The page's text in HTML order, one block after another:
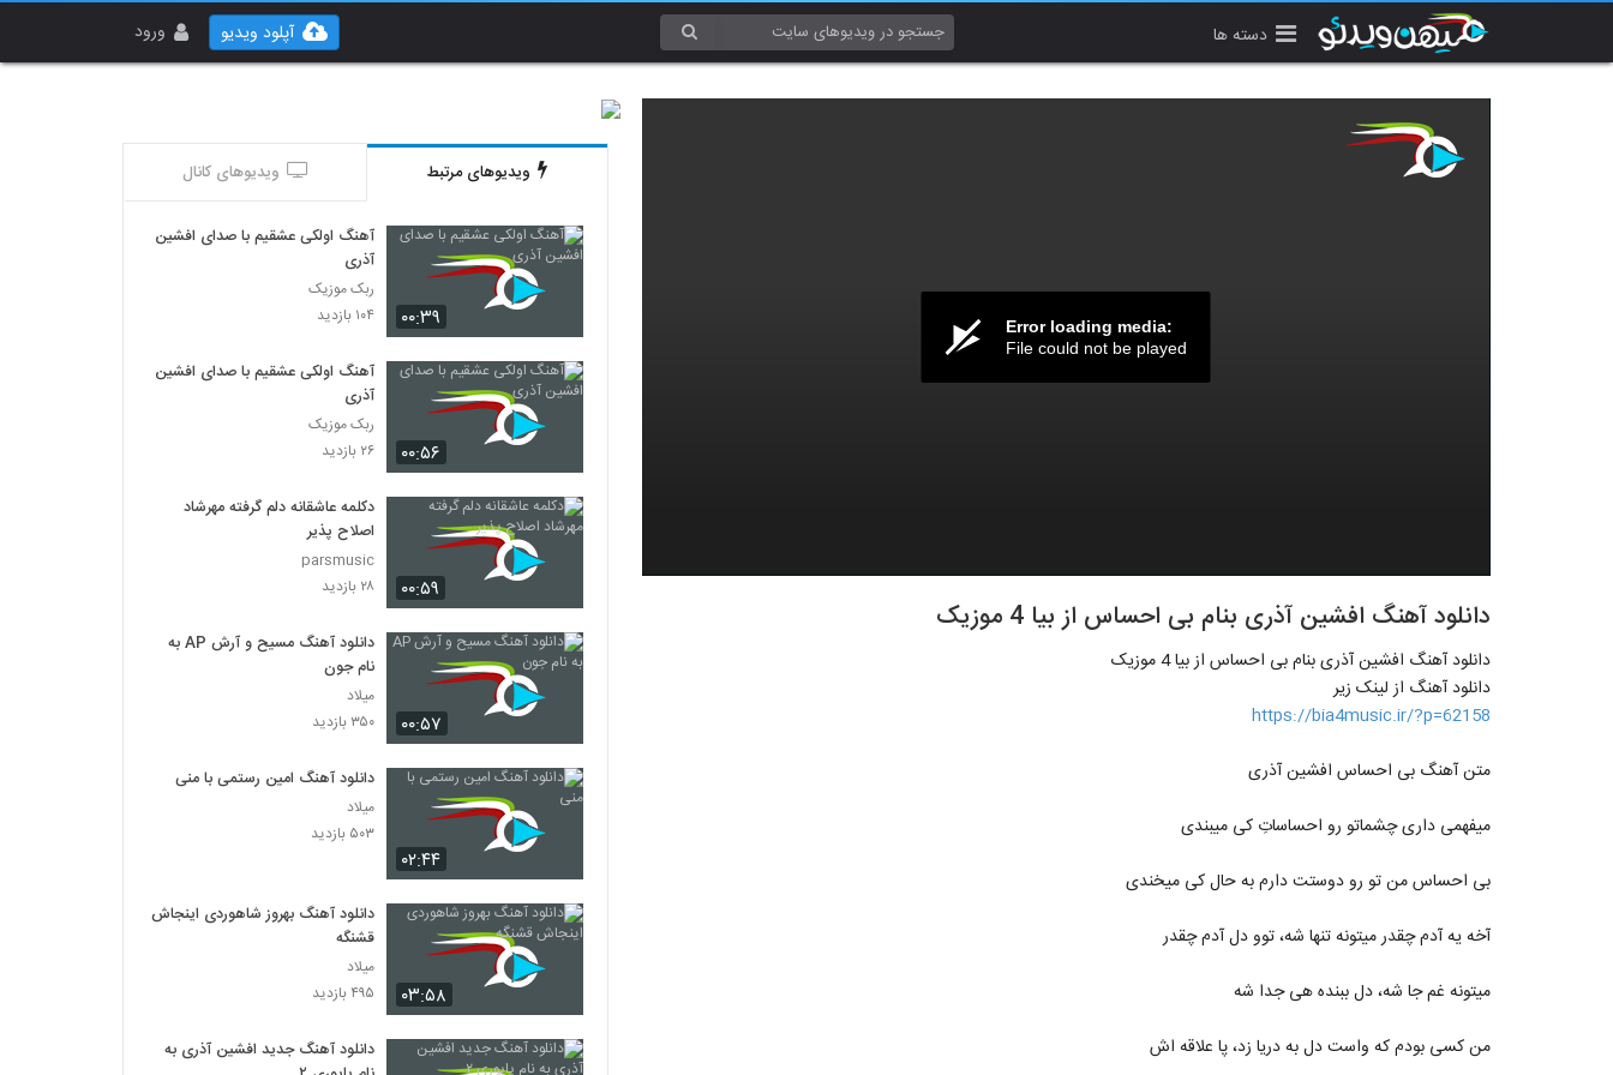
دسته ها ورود آپلود ویدیو
Error loading media:
File could not be played
دانلود آهنگ افشین آذری بنام بی احساس از بیا 4 موزیک
دانلود آهنگ افشین آذری بنام بی احساس از بیا 4 موزیک
دانلود آهنگ از لینک زیر
https://bia4music.ir/?p=62158
متن آهنگ بی احساس افشین آذری
میفهمی داری چشماتو رو احساساتِ کی میبندی
بی احساس من تو رو دوستت دارم به حال کی میخندی
آخه یه آدم چقدر میتونه تنها شه، توو دل آدم چقدر
میتونه غم جا شه، دل ببنده هی جدا شه
من کسی بودم که واست دل به دریا زد، پا علاقه اش
ویدیوهای مرتبط ویدیوهای کانال
۰۰:۳۹
آهنگ اولکی عشقیم با صدای افشین
آذری
ربک موزیک
۱۰۴ بازدید
۰۰:۵۶
آهنگ اولکی عشقیم با صدای افشین
آذری
ربک موزیک
۲۶ بازدید
۰۰:۵۹
دکلمه عاشقانه دلم گرفته مهرشاد
اصلاح پذیر
parsmusic
۲۸ بازدید
۰۰:۵۷
دانلود آهنگ مسیح و آرش AP به
نام جون
میلاد
۳۵۰ بازدید
۰۲:۴۴
دانلود آهنگ امین رستمی با منی
میلاد
۵۰۳ بازدید
۰۳:۵۸
دانلود آهنگ بهروز شاهوردی اینجاش
قشنگه
میلاد
۴۹۵ بازدید
دانلود آهنگ جدید افشین آذری به